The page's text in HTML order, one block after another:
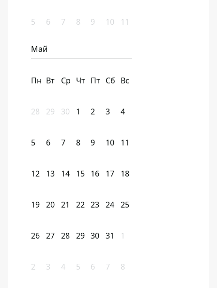
5 6 7 8 9 10 11
Май
Пн Вт Ср Чт Пт Сб Вс
28 29 30 1 2 3 4
5 6 7 8 9 10 11
12 13 14 15 16 17 18
19 20 21 22 23 24 25
26 27 28 29 30 31 1
2 3 4 5 6 7 8